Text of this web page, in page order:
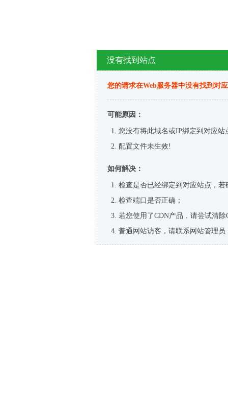
没有找到站点
您的请求在Web服务器中没有找到对
可能原因：
您没有将此域名或IP绑定到对应站
配置文件未生效!
如何解决：
检查是否已经绑定到对应站点，
检查端口是否正确；
若您使用了CDN产品，请尝试清除
普通网站访客，请联系网站管理员